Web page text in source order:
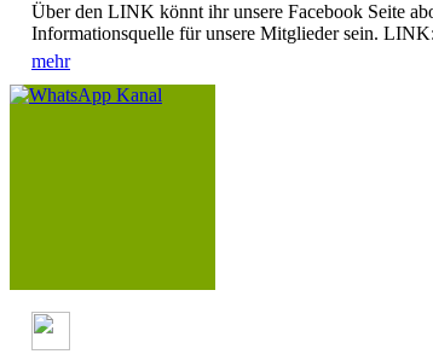
Über den LINK könnt ihr unsere Facebook Seite
Informationsquelle für unsere Mitglieder sein.
mehr